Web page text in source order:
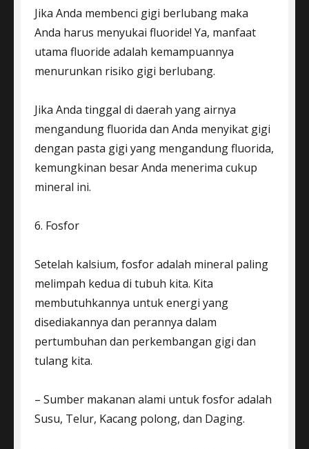
Jika Anda membenci gigi berlubang maka
Anda harus menyukai fluoride! Ya, manfaat
utama fluoride adalah kemampuannya
menurunkan risiko gigi berlubang.
Jika Anda tinggal di daerah yang airnya
mengandung fluorida dan Anda menyikat gigi
dengan pasta gigi yang mengandung fluorida,
kemungkinan besar Anda menerima cukup
mineral ini.
6. Fosfor
Setelah kalsium, fosfor adalah mineral paling
melimpah kedua di tubuh kita. Kita
membutuhkannya untuk energi yang
disediakannya dan perannya dalam
pertumbuhan dan perkembangan gigi dan
tulang kita.
– Sumber makanan alami untuk fosfor adalah
Susu, Telur, Kacang polong, dan Daging.